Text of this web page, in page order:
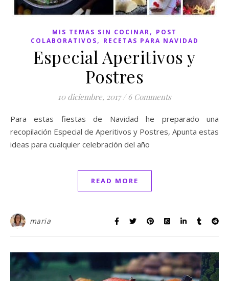
MIS TEMAS SIN COCINAR, POST
COLABORATIVOS, RECETAS PARA NAVIDAD
Especial Aperitivos y
Postres
10 diciembre, 2017 / 6 Comments
Para estas fiestas de Navidad he preparado una
recopilación Especial de Aperitivos y Postres, Apunta estas
ideas para cualquier celebración del año
READ MORE
maria